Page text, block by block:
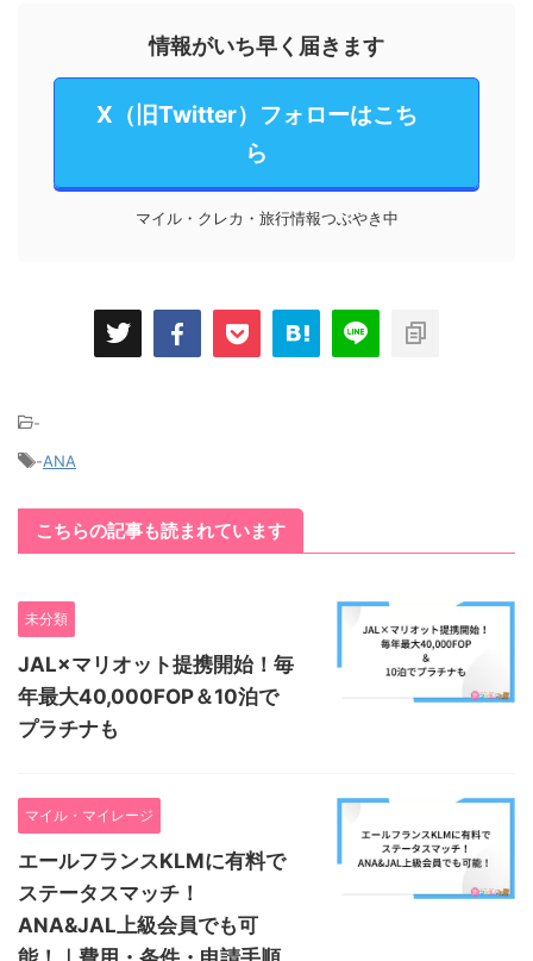
情報がいち早く届きます
X（旧Twitter）フォローはこち
ら
マイル・クレカ・旅行情報つぶやき中
-
-ANA
こちらの記事も読まれています
未分類
JAL×マリオット提携開始！毎
年最大40,000FOP＆10泊で
プラチナも
マイル・マイレージ
エールフランスKLMに有料で
ステータスマッチ！
ANA&JAL上級会員でも可